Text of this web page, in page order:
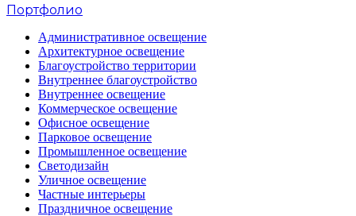
Портфолио
Административное освещение
Архитектурное освещение
Благоустройство территории
Внутреннее благоустройство
Внутреннее освещение
Коммерческое освещение
Офисное освещение
Парковое освещение
Промышленное освещение
Светодизайн
Уличное освещение
Частные интерьеры
Праздничное освещение